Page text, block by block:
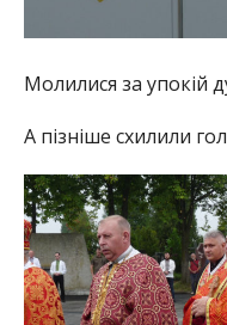
Молилися за упокій
А пізніше схилили